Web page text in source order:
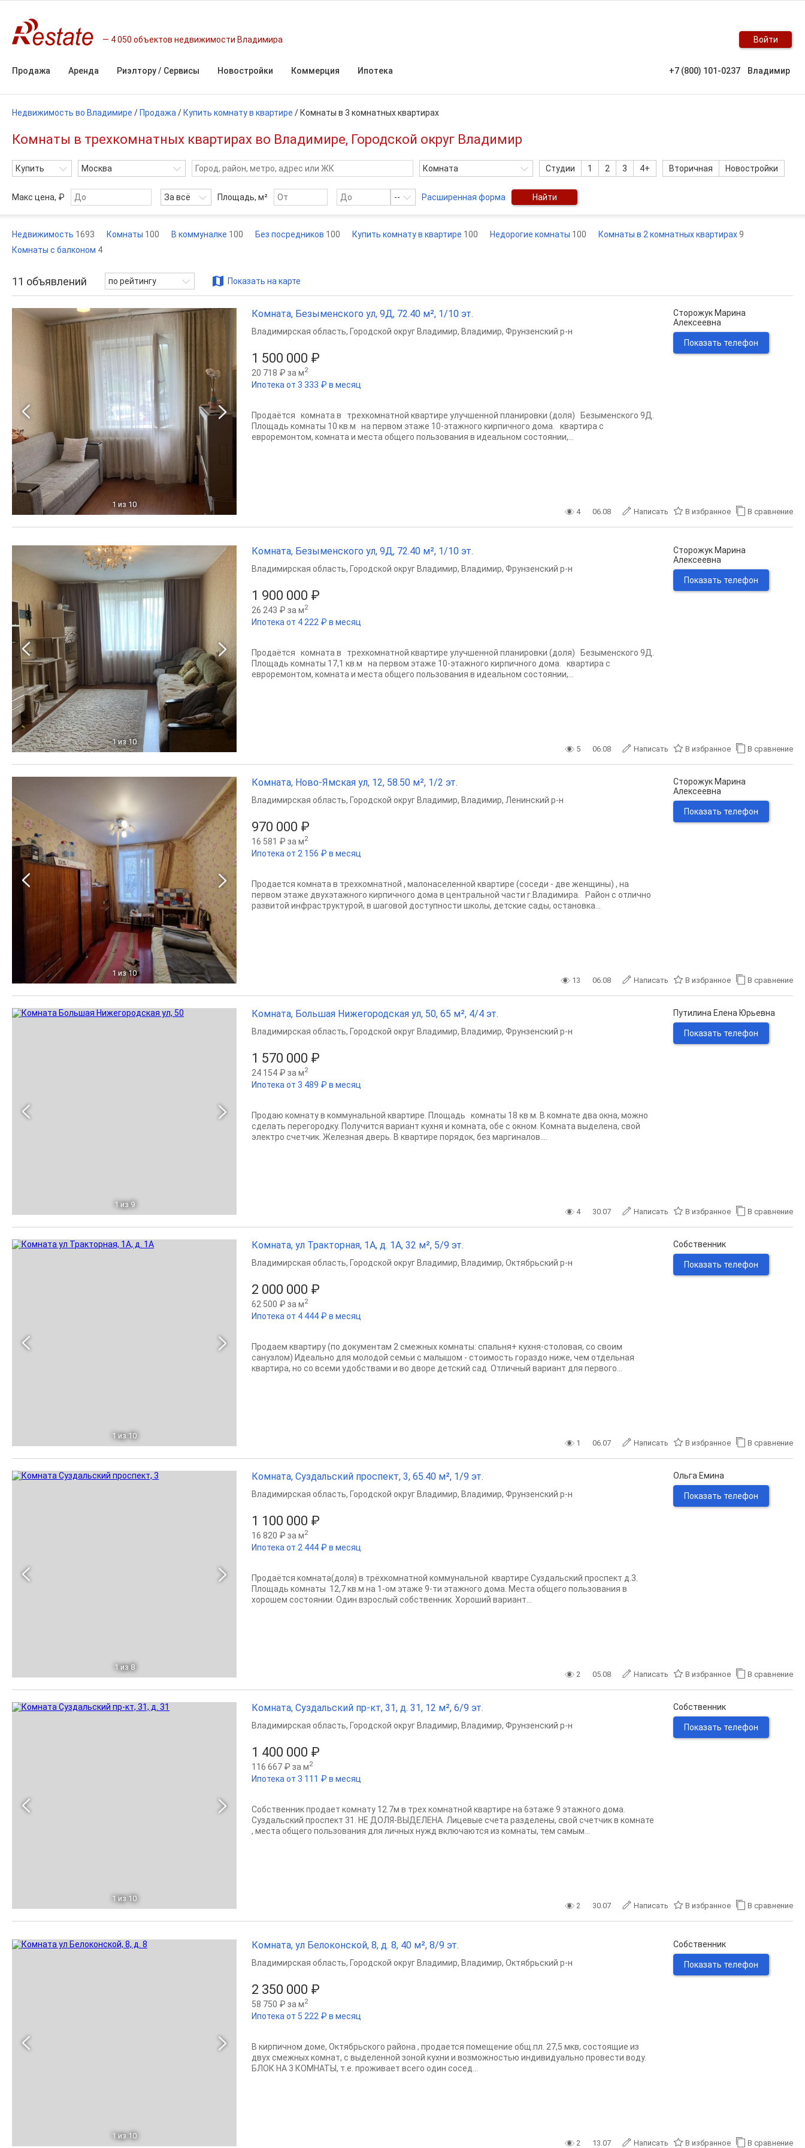
4 050 объектов недвижимости Владимира Войти
Продажа Аренда Риэлтору / Сервисы Новостройки Коммерция Ипотека +7 (800) 101-0237 Владимир
Недвижимость во Владимире / Продажа / Купить комнату в квартире / Комнаты в 3 комнатных квартирах
Комнаты в трехкомнатных квартирах во Владимире, Городской округ Владимир
Купить Москва Комната Студии 1 2 3 4+ Вторичная Новостройки
Макс цена, ₽ За всё Площадь, м² -- Расширенная форма Найти
Недвижимость 1693 Комнаты 100 В коммуналке 100 Без посредников 100 Купить комнату в квартире 100 Недорогие комнаты 100 Комнаты в 2 комнатных квартирах9
Комнаты с балконом 4
11 объявлений по рейтингу Показать на карте
1 из 10
Комната, Безыменского ул, 9Д, 72.40 м², 1/10 эт.
1 500 000 ₽
20 718 ₽ за м2
Ипотека от 3 333 ₽ в месяц
Владимирская область, Городской округ Владимир, Владимир, Фрунзенский р-н
Продаётся комната в трехкомнатной квартире улучшенной планировки (доля) Безыменского 9Д.
Площадь комнаты 10 кв.м на первом этаже 10-этажного кирпичного дома. квартира с
евроремонтом, комната и места общего пользования в идеальном состоянии,...
Сторожук Марина
Алексеевна
Показать телефон
4 06.08 Написать В избранное В сравнение
1 из 10
Комната, Безыменского ул, 9Д, 72.40 м², 1/10 эт.
1 900 000 ₽
26 243 ₽ за м2
Ипотека от 4 222 ₽ в месяц
Владимирская область, Городской округ Владимир, Владимир, Фрунзенский р-н
Продаётся комната в трехкомнатной квартире улучшенной планировки (доля) Безыменского 9Д.
Площадь комнаты 17,1 кв.м на первом этаже 10-этажного кирпичного дома. квартира с
евроремонтом, комната и места общего пользования в идеальном состоянии,...
Сторожук Марина
Алексеевна
Показать телефон
5 06.08 Написать В избранное В сравнение
1 из 10
Комната, Ново-Ямская ул, 12, 58.50 м², 1/2 эт.
970 000 ₽
16 581 ₽ за м2
Ипотека от 2 156 ₽ в месяц
Владимирская область, Городской округ Владимир, Владимир, Ленинский р-н
Продается комната в трехкомнатной , малонаселенной квартире (соседи - две женщины) , на
первом этаже двухэтажного кирпичного дома в центральной части г.Владимира. Район с отлично
развитой инфраструктурой, в шаговой доступности школы, детские сады, остановка...
Сторожук Марина
Алексеевна
Показать телефон
13 06.08 Написать В избранное В сравнение
1 из 9
Комната, Большая Нижегородская ул, 50, 65 м², 4/4 эт.
1 570 000 ₽
24 154 ₽ за м2
Ипотека от 3 489 ₽ в месяц
Владимирская область, Городской округ Владимир, Владимир, Фрунзенский р-н
Продаю комнату в коммунальной квартире. Площадь комнаты 18 кв м. В комнате два окна, можно
сделать перегородку. Получится вариант кухня и комната, обе с окном. Комната выделена, свой
электро счетчик. Железная дверь. В квартире порядок, без маргиналов....
Путилина Елена Юрьевна
Показать телефон
4 30.07 Написать В избранное В сравнение
1 из 10
Комната, ул Тракторная, 1А, д. 1А, 32 м², 5/9 эт.
2 000 000 ₽
62 500 ₽ за м2
Ипотека от 4 444 ₽ в месяц
Владимирская область, Городской округ Владимир, Владимир, Октябрьский р-н
Продаем квартиру (по документам 2 смежных комнаты: спальня+ кухня-столовая, со своим
санузлом) Идеально для молодой семьи с малышом - стоимость гораздо ниже, чем отдельная
квартира, но со всеми удобствами и во дворе детский сад. Отличный вариант для первого...
Собственник
Показать телефон
1 06.07 Написать В избранное В сравнение
1 из 8
Комната, Суздальский проспект, 3, 65.40 м², 1/9 эт.
1 100 000 ₽
16 820 ₽ за м2
Ипотека от 2 444 ₽ в месяц
Владимирская область, Городской округ Владимир, Владимир, Фрунзенский р-н
Продаётся комната(доля) в трёхкомнатной коммунальной квартире Суздальский проспект д.3.
Площадь комнаты 12,7 кв.м на 1-ом этаже 9-ти этажного дома. Места общего пользования в
хорошем состоянии. Один взрослый собственник. Хороший вариант...
Ольга Емина
Показать телефон
2 05.08 Написать В избранное В сравнение
1 из 10
Комната, Суздальский пр-кт, 31, д. 31, 12 м², 6/9 эт.
1 400 000 ₽
116 667 ₽ за м2
Ипотека от 3 111 ₽ в месяц
Владимирская область, Городской округ Владимир, Владимир, Фрунзенский р-н
Собственник продает комнату 12.7м в трех комнатной квартире на 6этаже 9 этажного дома.
Суздальский проспект 31. НЕ ДОЛЯ-ВЫДЕЛЕНА. Лицевые счета разделены, свой счетчик в комнате
, места общего пользования для личных нужд включаются из комнаты, тем самым...
Собственник
Показать телефон
2 30.07 Написать В избранное В сравнение
1 из 10
Комната, ул Белоконской, 8, д. 8, 40 м², 8/9 эт.
2 350 000 ₽
58 750 ₽ за м2
Ипотека от 5 222 ₽ в месяц
Владимирская область, Городской округ Владимир, Владимир, Октябрьский р-н
В кирпичном доме, Октябрьского района , продается помещение общ.пл. 27,5 мкв, состоящие из
двух смежных комнат, с выделенной зоной кухни и возможностью индивидуально провести воду.
БЛОК НА 3 КОМНАТЫ, т.е. проживает всего один сосед...
Собственник
Показать телефон
2 13.07 Написать В избранное В сравнение